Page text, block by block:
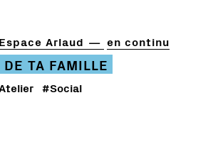
Espace Arlaud en continu
TA FAMILLE
#Social